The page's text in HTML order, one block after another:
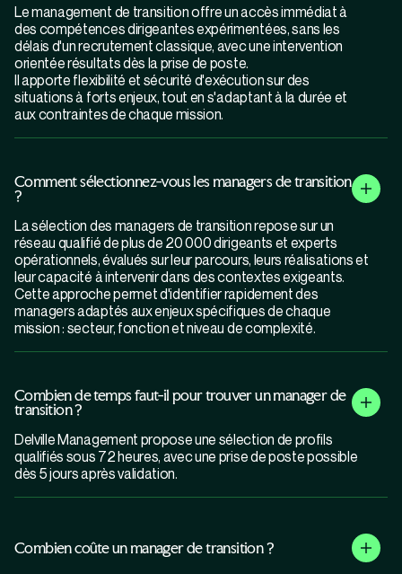
Le management de transition offre un accès immédiat à
des compétences dirigeantes expérimentées, sans les
délais d'un recrutement classique, avec une intervention
orientée résultats dès la prise de poste.
Il apporte flexibilité et sécurité d'exécution sur des
situations à forts enjeux, tout en s'adaptant à la durée et
aux contraintes de chaque mission.
Comment sélectionnez-vous les managers de transition
?
La sélection des managers de transition repose sur un
réseau qualifié de plus de 20 000 dirigeants et experts
opérationnels, évalués sur leur parcours, leurs réalisations et
leur capacité à intervenir dans des contextes exigeants.
Cette approche permet d'identifier rapidement des
managers adaptés aux enjeux spécifiques de chaque
mission : secteur, fonction et niveau de complexité.
Combien de temps faut-il pour trouver un manager de
transition ?
Delville Management propose une sélection de profils
qualifiés sous 72 heures, avec une prise de poste possible
dès 5 jours après validation.
Combien coûte un manager de transition ?